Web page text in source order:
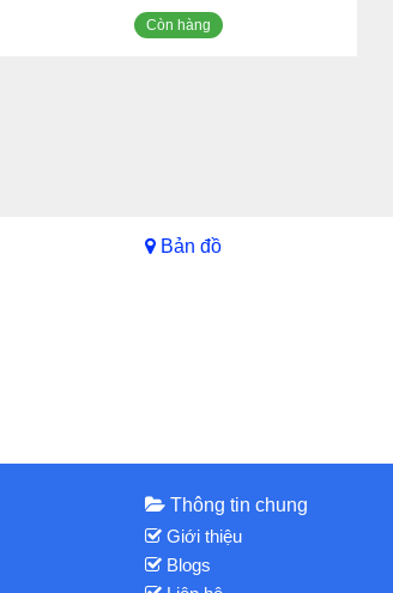
Còn hàng
Bản đồ
Thông tin chung
Giới thiệu
Blogs